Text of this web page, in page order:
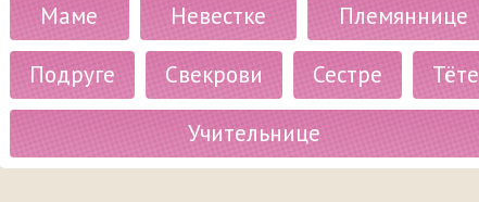
Маме
Невестке
Племяннице
Подруге
Свекрови Сестре
Тёте
Учительнице